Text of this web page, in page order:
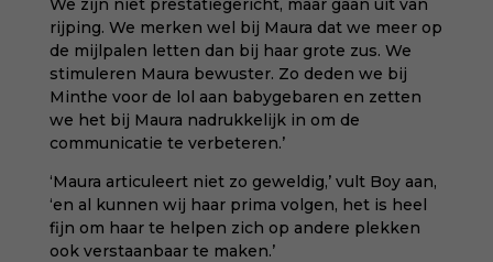
We zijn niet prestatiegericht, maar gaan uit van
rijping. We merken wel bij Maura dat we meer op
de mijlpalen letten dan bij haar grote zus. We
stimuleren Maura bewuster. Zo deden we bij
Minthe voor de lol aan babygebaren en zetten
we het bij Maura nadrukkelijk in om de
communicatie te verbeteren.’
‘Maura articuleert niet zo geweldig,’ vult Boy aan,
‘en al kunnen wij haar prima volgen, het is heel
fijn om haar te helpen zich op andere plekken
ook verstaanbaar te maken.’